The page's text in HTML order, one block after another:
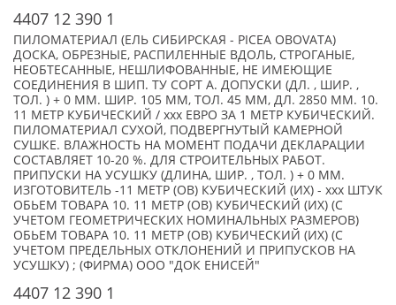
4407 12 390 1
ПИЛОМАТЕРИАЛ (ЕЛЬ СИБИРСКАЯ - PICEA OBOVATA)
ДОСКА, ОБРЕЗНЫЕ, РАСПИЛЕННЫЕ ВДОЛЬ, СТРОГАНЫЕ,
НЕОБТЕСАННЫЕ, НЕШЛИФОВАННЫЕ, НЕ ИМЕЮЩИЕ
СОЕДИНЕНИЯ В ШИП. ТУ СОРТ А. ДОПУСКИ (ДЛ. , ШИР. ,
ТОЛ. ) + 0 ММ. ШИР. 105 ММ, ТОЛ. 45 ММ, ДЛ. 2850 ММ. 10.
11 МЕТР КУБИЧЕСКИЙ / xxx ЕВРО ЗА 1 МЕТР КУБИЧЕСКИЙ.
ПИЛОМАТЕРИАЛ СУХОЙ, ПОДВЕРГНУТЫЙ КАМЕРНОЙ
СУШКЕ. ВЛАЖНОСТЬ НА МОМЕНТ ПОДАЧИ ДЕКЛАРАЦИИ
СОСТАВЛЯЕТ 10-20 %. ДЛЯ СТРОИТЕЛЬНЫХ РАБОТ.
ПРИПУСКИ НА УСУШКУ (ДЛИНА, ШИР. , ТОЛ. ) + 0 ММ.
ИЗГОТОВИТЕЛЬ -11 МЕТР (ОВ) КУБИЧЕСКИЙ (ИХ) - xxx ШТУК
ОБЬЕМ ТОВАРА 10. 11 МЕТР (ОВ) КУБИЧЕСКИЙ (ИХ) (С
УЧЕТОМ ГЕОМЕТРИЧЕСКИХ НОМИНАЛЬНЫХ РАЗМЕРОВ)
ОБЬЕМ ТОВАРА 10. 11 МЕТР (ОВ) КУБИЧЕСКИЙ (ИХ) (С
УЧЕТОМ ПРЕДЕЛЬНЫХ ОТКЛОНЕНИЙ И ПРИПУСКОВ НА
УСУШКУ) ; (ФИРМА) ООО "ДОК ЕНИСЕЙ"
4407 12 390 1